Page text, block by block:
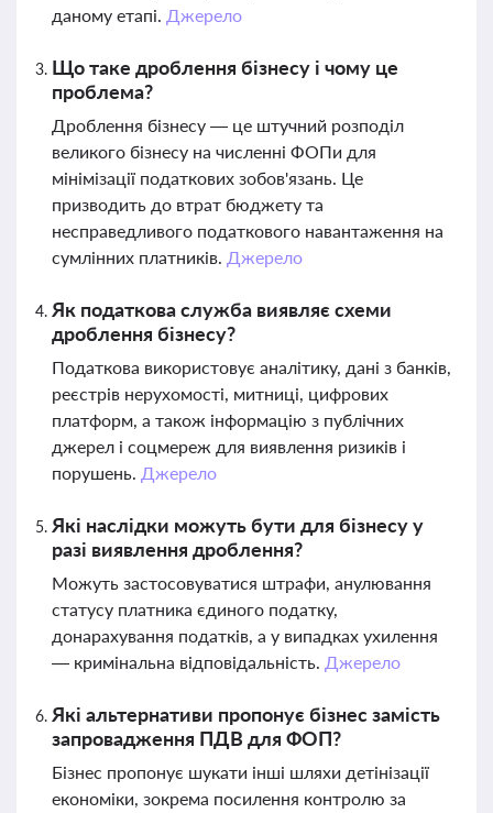
даному етапі. Джерело
Що таке дроблення бізнесу і чому це
проблема?
Дроблення бізнесу — це штучний розподіл
великого бізнесу на численні ФОПи для
мінімізації податкових зобов'язань. Це
призводить до втрат бюджету та
несправедливого податкового навантаження на
сумлінних платників. Джерело
Як податкова служба виявляє схеми
дроблення бізнесу?
Податкова використовує аналітику, дані з банків,
реєстрів нерухомості, митниці, цифрових
платформ, а також інформацію з публічних
джерел і соцмереж для виявлення ризиків і
порушень. Джерело
Які наслідки можуть бути для бізнесу у
разі виявлення дроблення?
Можуть застосовуватися штрафи, анулювання
статусу платника єдиного податку,
донарахування податків, а у випадках ухилення
— кримінальна відповідальність. Джерело
Які альтернативи пропонує бізнес замість
запровадження ПДВ для ФОП?
Бізнес пропонує шукати інші шляхи детінізації
економіки, зокрема посилення контролю за